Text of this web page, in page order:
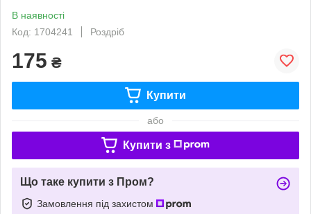
В наявності
Код: 1704241
Роздріб
175 ₴
Купити
або
Купити з
Що таке купити з Пром?
Замовлення під захистом